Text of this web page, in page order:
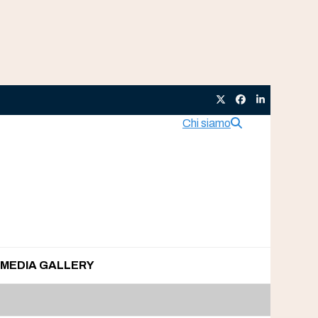
TwitterFacebook
LinkedIn
Chi siamo
MEDIA GALLERY